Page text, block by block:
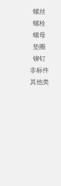
螺丝
螺栓
螺母
垫圈
铆钉
非标件
其他类